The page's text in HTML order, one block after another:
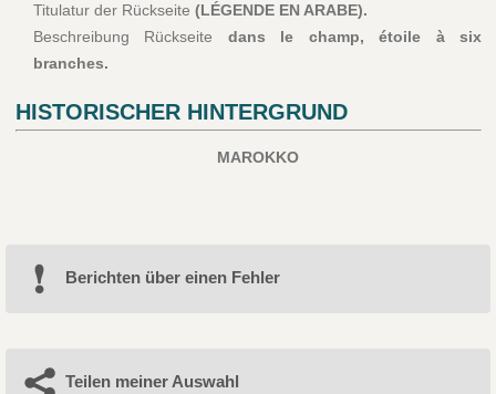
Titulatur der Rückseite (LÉGENDE EN ARABE).
Beschreibung Rückseite dans le champ, étoile à six
branches.
HISTORISCHER HINTERGRUND
MAROKKO
Berichten über einen Fehler
Teilen meiner Auswahl